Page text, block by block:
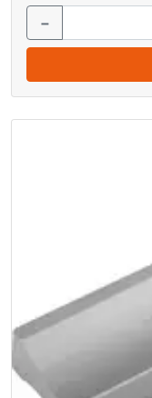
−